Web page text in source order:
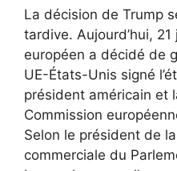
La décision de Trump
tardive. Aujourd’hui,
européen a décidé de
UE-États-Unis signé
président américain et
Commission
Selon le président de
commerciale du